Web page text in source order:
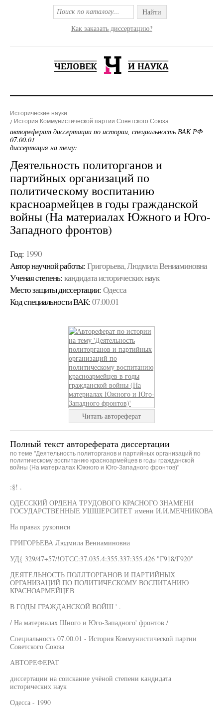
Найти
Как заказать диссертацию?
Исторические науки
История Коммунистической партии Советского Союза
автореферат диссертации по истории, специальность ВАК РФ
07.00.01
диссертация на тему:
Деятельность политорганов и
партийных организаций по
политическому воспитанию
красноармейцев в годы гражданской
войны (На материалах Южного и Юго-
Западного фронтов)
Год: 1990
Автор научной работы: Григорьева, Людмила Вениаминовна
Ученая cтепень: кандидата исторических наук
Место защиты диссертации: Одесса
Код cпециальности ВАК: 07.00.01
Читать автореферат
Полный текст автореферата диссертации
по теме "Деятельность политорганов и партийных организаций по
политическому воспитанию красноармейцев в годы гражданской
войны (На материалах Южного и Юго-Западного фронтов)"
:§! .
ОДЕССКИЙ ОРДЕНА ТРУДОВОГО КРАСНОГО ЗНАМЕНИ
ГОСУДАРСТВЕННЫЕ УШШЕРСИТЕТ имени И.И.МЕЧНИКОВА
На правах рукописи
ГРИГОРЬЕВА Людмила Вениаминовна
УД{ 329/47+57/!ОТСС:37.035.4:355.337:355.426 "Г918/Г920"
ДЕЯТЕЛЬНОСТЬ ПОЛЛТОРГАНОВ И ПАРТИЙНЫХ
ОРГАНИЗАЦИЙ ПО ПОЛИТИЧЕСКОМУ ВОСПИТАНИЮ
КРАСНОАРМЕЙЦЕВ
В ГОДЫ ГРАЖДАНСКОЙ ВОЙШ ' .
/ На материалах Шного и Юго-Западного' фронтов /
Специальность 07.00.01 - История Коммунистической партии
Советского Союза
АВТОРЕФЕРАТ
диссертации на соискание учёной степени кандидата
исторических наук
Одесса - 1990